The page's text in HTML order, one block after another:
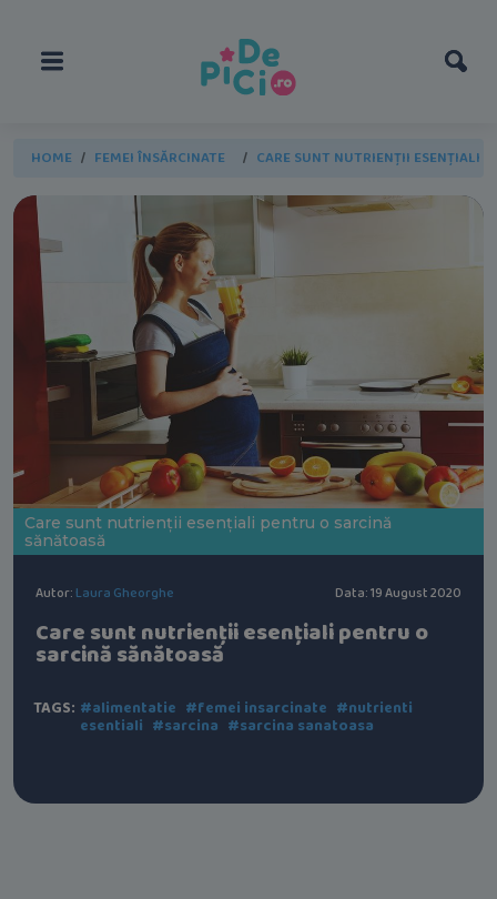
HOME FEMEI ÎNSĂRCINATE CARE SUNT NUTRIENȚII ESENȚIALI
Care sunt nutrienții esențiali pentru o sarcină
sănătoasă
Autor:Laura Gheorghe Data: 19 August 2020
Care sunt nutrienții esențiali pentru o
sarcină sănătoasă
TAGS: #alimentatie #femei insarcinate #nutrienti
esentiali #sarcina #sarcina sanatoasa